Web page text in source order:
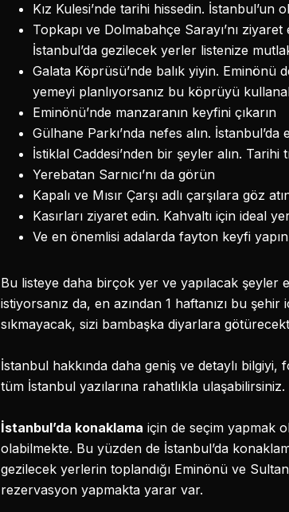
Kız Kulesi’nde tarihi hissedin. İstanbul’un
Topkapı ve Dolmabahçe Sarayı’nı
İstanbul’da gezilecek yerler listenize
Galata Köprüsü’nde balık yiyin. Eminönü
yemeyi planlıyorsanız bu köprüyü
Eminönü’nde manzaranın keyfini çıkarın
Gülhane Parkı’nda nefes alın.
İstiklal Caddesi’nden bir şeyler alın.
Yerebatan Sarnıcı’nı da görün
Kapalı ve Mısır Çarşı adlı çarşılara göz
Kasırları ziyaret edin. Kahvaltı için ideal
Ve en önemlisi adalarda fayton keyfi
Bu listeye daha birçok yer ve yapılacak şeyler
istiyorsanız da, en azından 1 haftanızı bu
sıkmayacak, sizi bambaşka diyarlara
İstanbul hakkında daha geniş ve detaylı
tüm İstanbul yazılarına rahatlıkla ulaşabilirsiniz.
İstanbul’da konaklama için de seçim yapmak
olabilmekte. Bu yüzden de İstanbul’da
gezilecek yerlerin toplandığı Eminönü ve
rezervasyon yapmakta yarar var.